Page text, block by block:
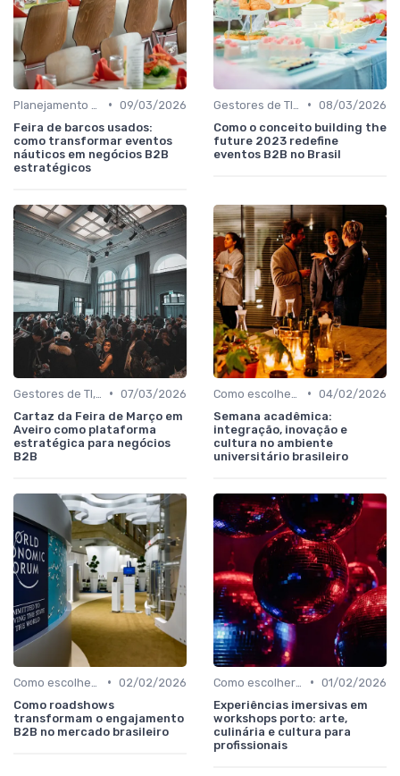
• 09/03/2026
Feira de barcos usados:
como transformar eventos
náuticos em negócios B2B
estratégicos
• 08/03/2026
Como o conceito building the
future 2023 redefine
eventos B2B no Brasil
• 07/03/2026
Cartaz da Feira de Março em
Aveiro como plataforma
estratégica para negócios
B2B
• 04/02/2026
Semana acadêmica:
integração, inovação e
cultura no ambiente
universitário brasileiro
• 02/02/2026
Como roadshows
transformam o engajamento
B2B no mercado brasileiro
• 01/02/2026
Experiências imersivas em
workshops porto: arte,
culinária e cultura para
profissionais